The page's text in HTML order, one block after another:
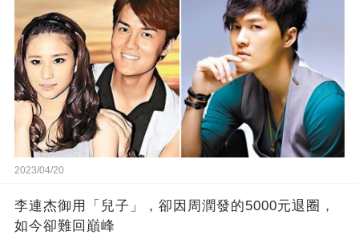
2023/04/20
李連杰御用「兒子」，卻因周潤發的5000元退圈，
如今卻難回巔峰